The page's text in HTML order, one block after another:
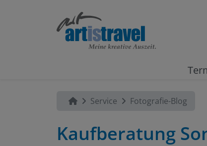
Service Fotografie-Blog
Kaufberatung